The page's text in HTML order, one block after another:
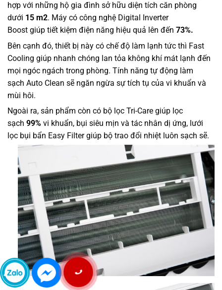
hợp với những hộ gia đình sở hữu diện tích căn phòng
dưới 15 m2. Máy có công nghệ Digital Inverter
Boost giúp tiết kiệm điện năng hiệu quả lên đến 73%.
Bên cạnh đó, thiết bị này có chế độ làm lạnh tức thì Fast
Cooling giúp nhanh chóng lan tỏa không khí mát lạnh đến
mọi ngóc ngách trong phòng. Tính năng tự động làm
sạch Auto Clean sẽ ngăn ngừa sự tích tụ của vi khuẩn và
mùi hôi.
Ngoài ra, sản phẩm còn có bộ lọc Tri-Care giúp lọc
sạch 99% vi khuẩn, bụi siêu mịn và tác nhân dị ứng, lưới
lọc bụi bẩn Easy Filter giúp bộ trao đổi nhiệt luôn sạch sẽ.